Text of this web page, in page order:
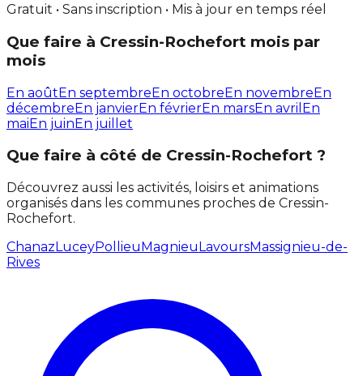
Gratuit • Sans inscription • Mis à jour en temps réel
Que faire à Cressin-Rochefort mois par
mois
En aoûtEn septembreEn octobreEn novembreEn
décembreEn janvierEn févrierEn marsEn avril En
maiEn juinEn juillet
Que faire à côté de Cressin-Rochefort ?
Découvrez aussi les activités, loisirs et animations
organisés dans les communes proches de Cressin-
Rochefort.
ChanazLuceyPollieuMagnieuLavoursMassignieu-de-
Rives